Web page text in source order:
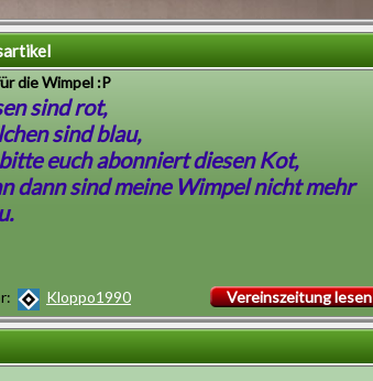
die Wimpel :P
sind rot,
sind blau,
euch abonniert diesen Kot,
dann sind meine Wimpel nicht mehr
Kloppo1990 Vereinszeitung lesen